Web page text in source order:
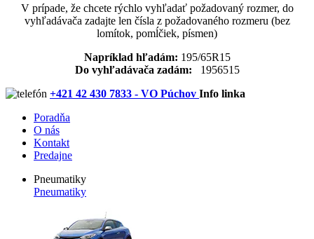
V prípade, že chcete rýchlo vyhľadať požadovaný rozmer, do
vyhľadávača zadajte len čísla z požadovaného rozmeru (bez
lomítok, pomĺčiek, písmen)
Napríklad hľadám: 195/65R15
Do vyhľadávača zadám: 1956515
+421 42 430 7833 - VO Púchov Info linka
Poradňa
O nás
Kontakt
Predajne
Pneumatiky
Pneumatiky